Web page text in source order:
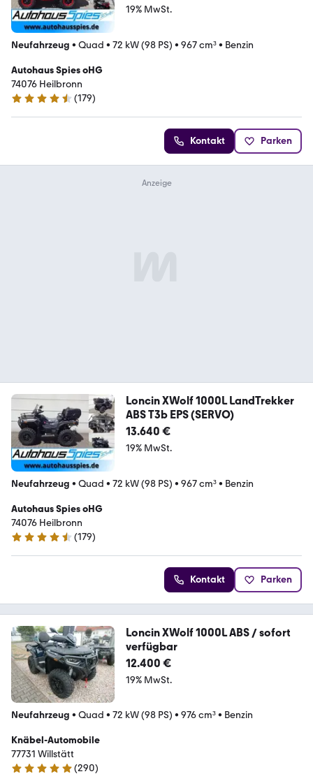
19% MwSt.
Neufahrzeug • Quad • 72 kW (98 PS) • 967 cm³• Benzin
Autohaus Spies oHG
74076 Heilbronn
4.5 Sterne
(179)
Kontakt Parken
Loncin XWolf 1000L LandTrekker
ABS T3b EPS (SERVO)
13.640 €
19% MwSt.
Neufahrzeug • Quad • 72 kW (98 PS) • 967 cm³• Benzin
Autohaus Spies oHG
74076 Heilbronn
4.5 Sterne
(179)
Kontakt Parken
Loncin XWolf 1000L ABS / sofort
verfügbar
12.400 €
19% MwSt.
Neufahrzeug • Quad • 72 kW (98 PS) • 976 cm³• Benzin
Knäbel-Automobile
77731 Willstätt
4.9 Sterne
(290)